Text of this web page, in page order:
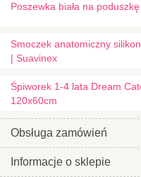
Poszewka biała na
Smoczek anatomiczny
| Suavinex
Śpiworek 1-4 lata Dream
120x60cm
Obsługa zamówień
Informacje o sklepie